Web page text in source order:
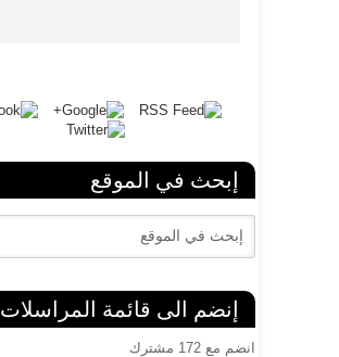
إبحث في الموقع
إنضم الى قائمة المراسلات
انضم مع 172 مشترك